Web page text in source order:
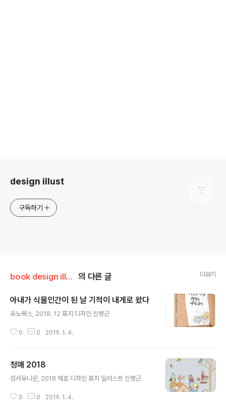
design illust
구독하기
book design illust 의 다른 글 더보기
아내가 식물인간이 된 날 기적이 내게로 왔다
유노북스, 2018. 12 표지 디자인 신병근
0 0 2019. 1. 4.
청매 2018
성서유니온, 2018 제호 디자인 표지 일러스트 신병근
0 0 2019. 1. 4.